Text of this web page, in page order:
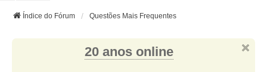
Índice do Fórum Questões Mais Frequentes
20 anos online